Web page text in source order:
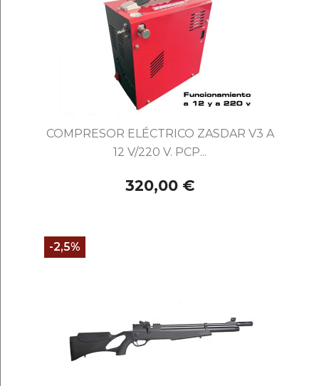
COMPRESOR ELÉCTRICO ZASDAR V3 A
12 V/220 V. PCP...
320,00 €
-2,5%